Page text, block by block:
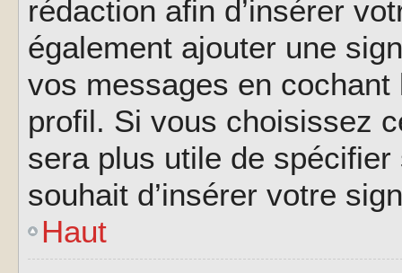
rédaction afin d’insérer
également ajouter une
vos messages en
profil. Si vous choisissez
sera plus utile de
souhait d’insérer votre
Haut